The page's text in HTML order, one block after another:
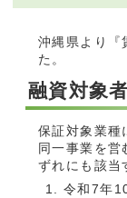
沖縄県より『
た。
融資対象者
保証対象業種
同一事業を営
ずれにも該当
令和7年